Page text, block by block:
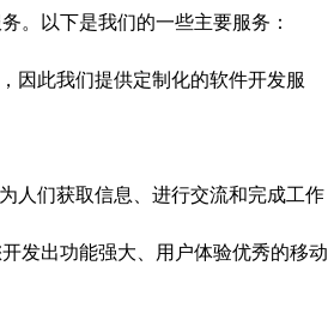
。以下是我们的一些主要服务：
因此我们提供定制化的软件开发服
人们获取信息、进行交流和完成工作
发出功能强大、用户体验优秀的移动